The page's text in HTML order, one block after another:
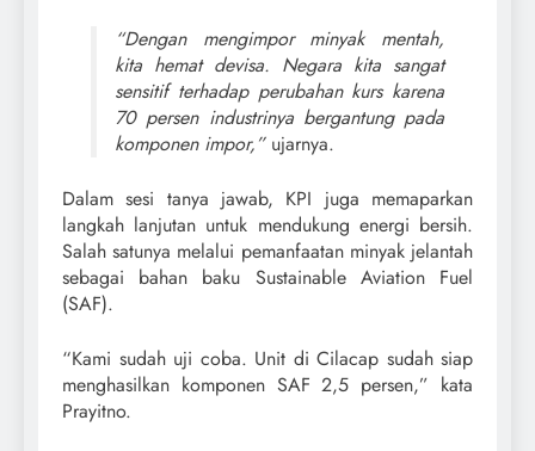
“Dengan mengimpor minyak mentah,
kita hemat devisa. Negara kita sangat
sensitif terhadap perubahan kurs karena
70 persen industrinya bergantung pada
komponen impor,”ujarnya.
Dalam sesi tanya jawab, KPI juga memaparkan
langkah lanjutan untuk mendukung energi bersih.
Salah satunya melalui pemanfaatan minyak jelantah
sebagai bahan baku Sustainable Aviation Fuel
(SAF).
“Kami sudah uji coba. Unit di Cilacap sudah siap
menghasilkan komponen SAF 2,5 persen,” kata
Prayitno.